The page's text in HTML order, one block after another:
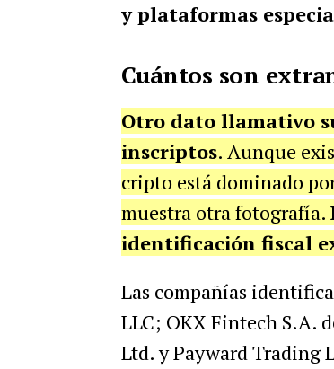
y plataformas
Cuántos son
Otro dato llamativo
inscriptos. Aunque
cripto está dominado
muestra otra fotografía.
identificación fiscal
Las compañías
LLC; OKX Fintech S.A.
Ltd. y Payward Trading